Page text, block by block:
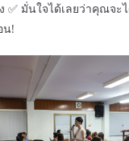
✅ มั่นใจได้เลยว่าคุณ
น!